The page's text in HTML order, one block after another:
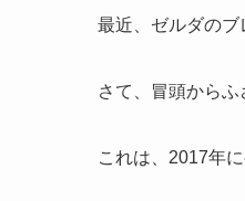
最近、ゼルダの
さて、冒頭から
これは、2017年